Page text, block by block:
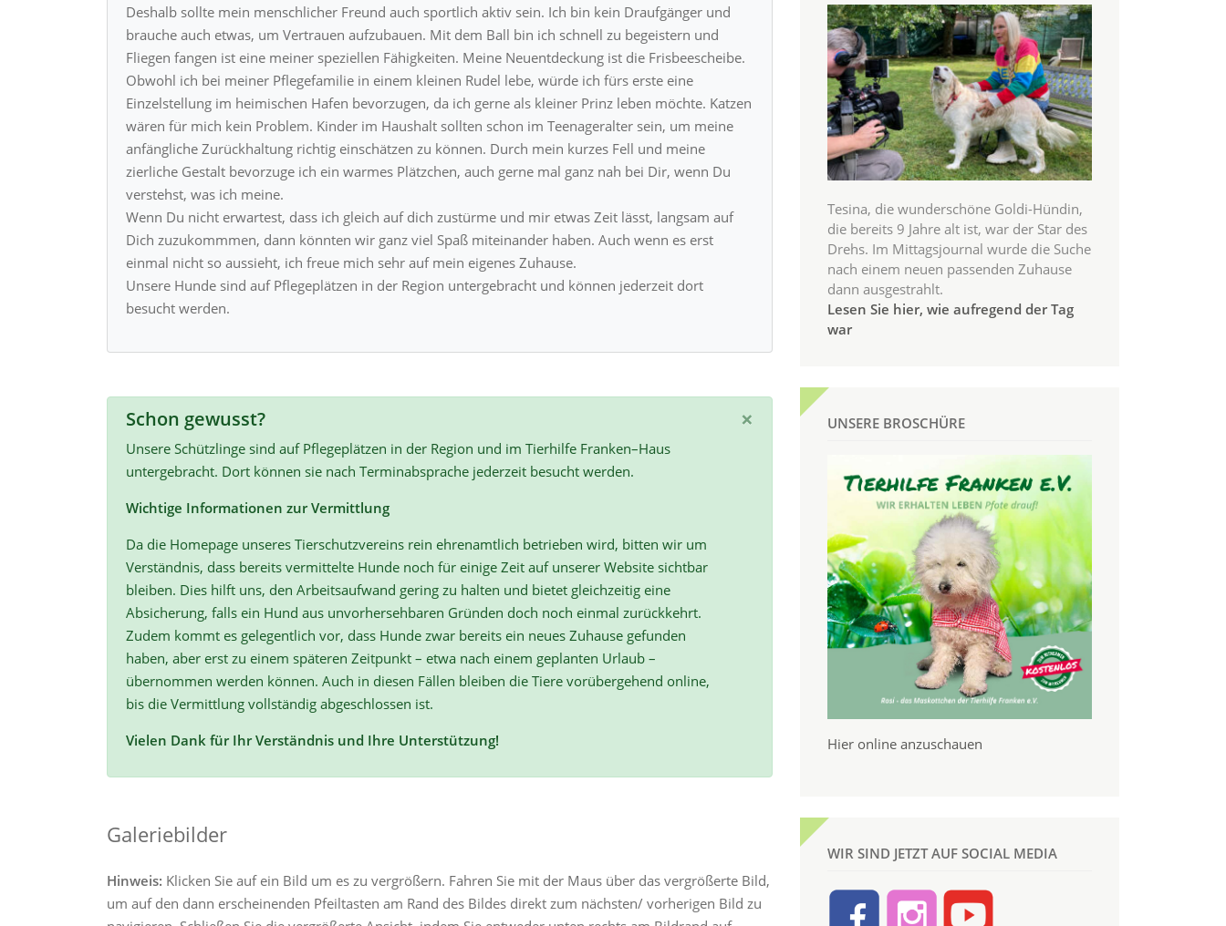
Deshalb sollte mein menschlicher Freund auch sportlich aktiv sein. Ich bin kein Draufgänger und
brauche auch etwas, um Vertrauen aufzubauen. Mit dem Ball bin ich schnell zu begeistern und
Fliegen fangen ist eine meiner speziellen Fähigkeiten. Meine Neuentdeckung ist die Frisbeescheibe.
Obwohl ich bei meiner Pflegefamilie in einem kleinen Rudel lebe, würde ich fürs erste eine
Einzelstellung im heimischen Hafen bevorzugen, da ich gerne als kleiner Prinz leben möchte. Katzen
wären für mich kein Problem. Kinder im Haushalt sollten schon im Teenageralter sein, um meine
anfängliche Zurückhaltung richtig einschätzen zu können. Durch mein kurzes Fell und meine
zierliche Gestalt bevorzuge ich ein warmes Plätzchen, auch gerne mal ganz nah bei Dir, wenn Du
verstehst, was ich meine.
Wenn Du nicht erwartest, dass ich gleich auf dich zustürme und mir etwas Zeit lässt, langsam auf
Dich zuzukommmen, dann könnten wir ganz viel Spaß miteinander haben. Auch wenn es erst
einmal nicht so aussieht, ich freue mich sehr auf mein eigenes Zuhause.
Unsere Hunde sind auf Pflegeplätzen in der Region untergebracht und können jederzeit dort
besucht werden.
×
Schon gewusst?
Unsere Schützlinge sind auf Pflegeplätzen in der Region und im Tierhilfe Franken–Haus
untergebracht. Dort können sie nach Terminabsprache jederzeit besucht werden.
Wichtige Informationen zur Vermittlung
Da die Homepage unseres Tierschutzvereins rein ehrenamtlich betrieben wird, bitten wir um
Verständnis, dass bereits vermittelte Hunde noch für einige Zeit auf unserer Website sichtbar
bleiben. Dies hilft uns, den Arbeitsaufwand gering zu halten und bietet gleichzeitig eine
Absicherung, falls ein Hund aus unvorhersehbaren Gründen doch noch einmal zurückkehrt.
Zudem kommt es gelegentlich vor, dass Hunde zwar bereits ein neues Zuhause gefunden
haben, aber erst zu einem späteren Zeitpunkt – etwa nach einem geplanten Urlaub –
übernommen werden können. Auch in diesen Fällen bleiben die Tiere vorübergehend online,
bis die Vermittlung vollständig abgeschlossen ist.
Vielen Dank für Ihr Verständnis und Ihre Unterstützung!
Galeriebilder
Hinweis: Klicken Sie auf ein Bild um es zu vergrößern. Fahren Sie mit der Maus über das vergrößerte Bild,
um auf den dann erscheinenden Pfeiltasten am Rand des Bildes direkt zum nächsten/ vorherigen Bild zu
Tesina, die wunderschöne Goldi-Hündin,
die bereits 9 Jahre alt ist, war der Star des
Drehs. Im Mittagsjournal wurde die Suche
nach einem neuen passenden Zuhause
dann ausgestrahlt.
Lesen Sie hier, wie aufregend der Tag
war
UNSERE BROSCHÜRE
Hier online anzuschauen
WIR SIND JETZT AUF SOCIAL MEDIA